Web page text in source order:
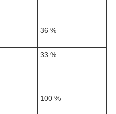
36 %
33 %
100 %